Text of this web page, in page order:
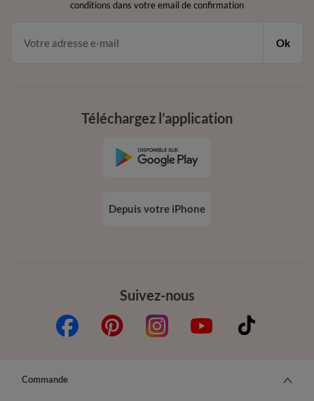
conditions dans votre email de confirmation
Ok
Suivez-nous
Téléchargez l’application
Depuis votre iPhone
Commande